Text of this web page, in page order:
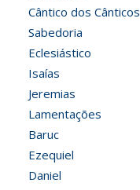
Cântico dos Cânticos
Sabedoria
Eclesiástico
Isaías
Jeremias
Lamentações
Baruc
Ezequiel
Daniel